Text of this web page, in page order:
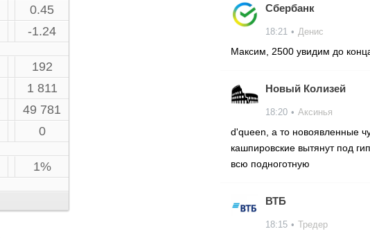
0.45
-1.24
192
1 811
49 781
0
1%
Сбербанк
18:21 • Денис
Максим, 2500 увидим до
Новый Колизей
18:20 • Аксинья
d'queen, а то новоявленные
кашпировские вытянут под
всю подноготную
ВТБ
18:15 • Тредер